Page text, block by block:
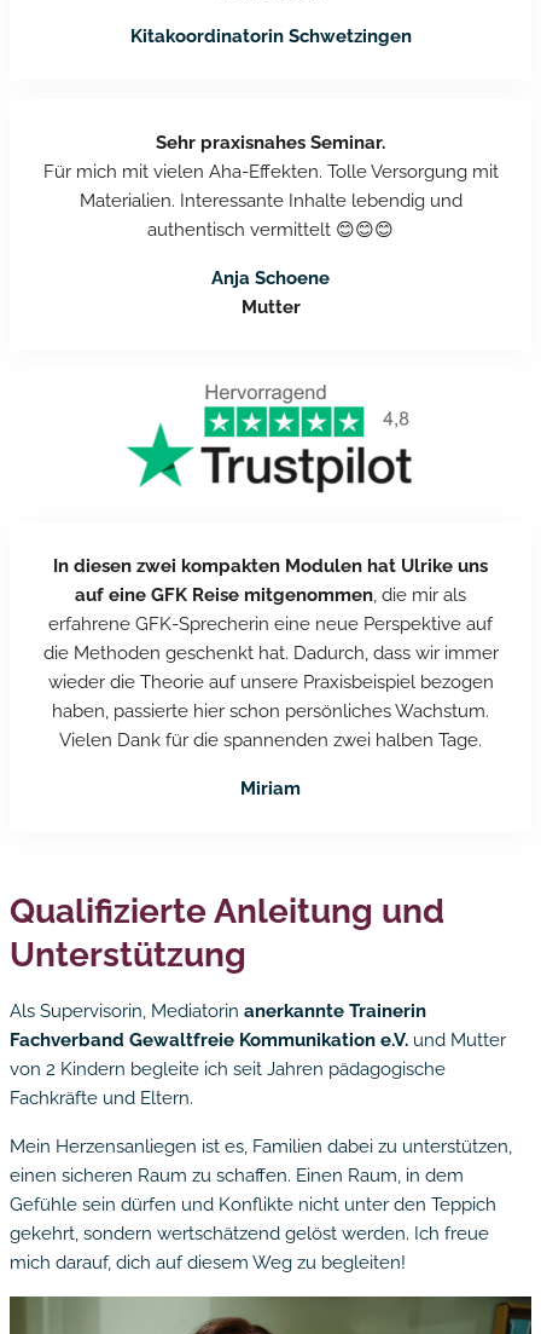
Kitakoordinatorin Schwetzingen
Sehr praxisnahes Seminar.
Für mich mit vielen Aha-Effekten. Tolle Versorgung mit
Materialien. Interessante Inhalte lebendig und
authentisch vermittelt 😊😊😊
Anja Schoene
Mutter
In diesen zwei kompakten Modulen hat Ulrike uns
auf eine GFK Reise mitgenommen, die mir als
erfahrene GFK-Sprecherin eine neue Perspektive auf
die Methoden geschenkt hat. Dadurch, dass wir immer
wieder die Theorie auf unsere Praxisbeispiel bezogen
haben, passierte hier schon persönliches Wachstum.
Vielen Dank für die spannenden zwei halben Tage.
Miriam
Qualifizierte Anleitung und
Unterstützung
Als Supervisorin, Mediatorin anerkannte Trainerin
Fachverband Gewaltfreie Kommunikation e.V. und Mutter
von 2 Kindern begleite ich seit Jahren pädagogische
Fachkräfte und Eltern.
Mein Herzensanliegen ist es, Familien dabei zu unterstützen,
einen sicheren Raum zu schaffen. Einen Raum, in dem
Gefühle sein dürfen und Konflikte nicht unter den Teppich
gekehrt, sondern wertschätzend gelöst werden. Ich freue
mich darauf, dich auf diesem Weg zu begleiten!